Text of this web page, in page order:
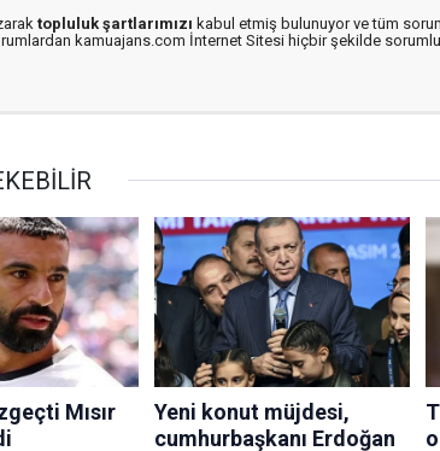
topluluk şartlarımızı kabul etmiş bulunuyor ve tüm
kamuajans.com İnternet Sitesi hiçbir şekilde